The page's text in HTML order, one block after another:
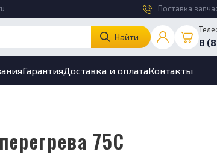
Поставка
Найти 8
ГарантияДоставка и оплатаКонтакты
75С